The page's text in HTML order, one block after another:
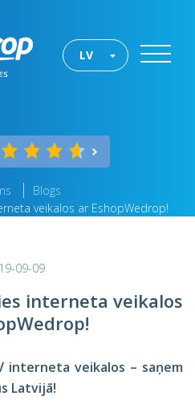
LV
Blogs
veikalos ar EshopWedrop!
09-09
interneta veikalos
interneta veikalos – saņem
Latvijā!